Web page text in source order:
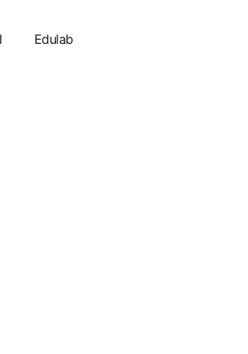
Edulab